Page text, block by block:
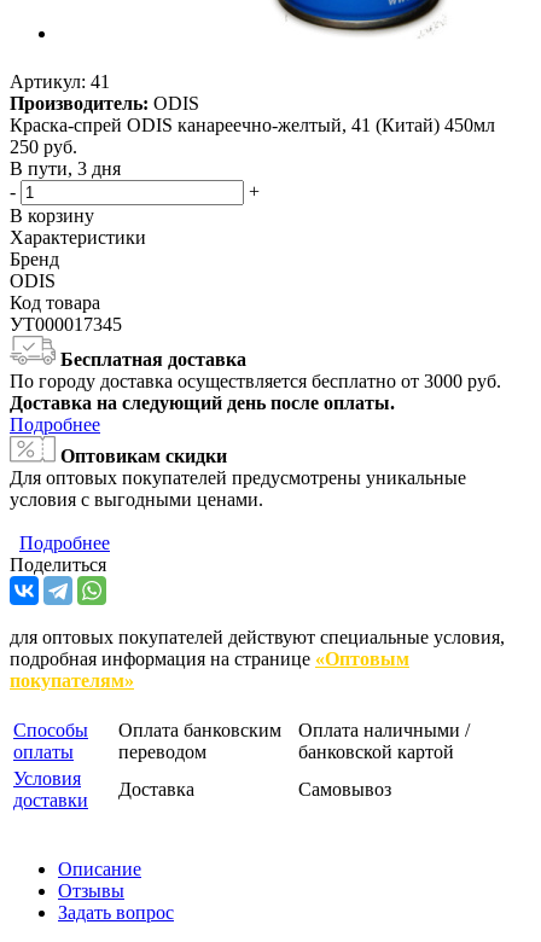
Артикул: 41
Производитель: ODIS
Краска-спрей ODIS канареечно-желтый, 41 (Китай) 450мл
250 руб.
В пути, 3 дня
-
+
В корзину
Характеристики
Бренд
ODIS
Код товара
УТ000017345
Бесплатная доставка
По городу доставка осуществляется бесплатно от 3000 руб.
Доставка на следующий день после оплаты.
Подробнее
Оптовикам скидки
Для оптовых покупателей предусмотрены уникальные
условия с выгодными ценами.
Подробнее
Поделиться
для оптовых покупателей действуют специальные условия,
подробная информация на странице «Оптовым
покупателям»
Способы
оплаты
Оплата банковским
переводом
Оплата наличными /
банковской картой
Условия
доставки
Доставка Самовывоз
Описание
Отзывы
Задать вопрос